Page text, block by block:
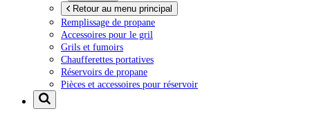
Retour au menu principal
Remplissage de propane
Accessoires pour le gril
Grils et fumoirs
Chaufferettes portatives
Réservoirs de propane
Pièces et accessoires pour réservoir